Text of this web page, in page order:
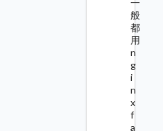
般
都
用
n
g
i
n
x
f
a